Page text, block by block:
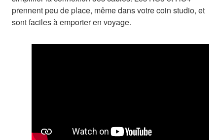
prennent peu de place, même dans votre coin studio, et
sont faciles à emporter en voyage.